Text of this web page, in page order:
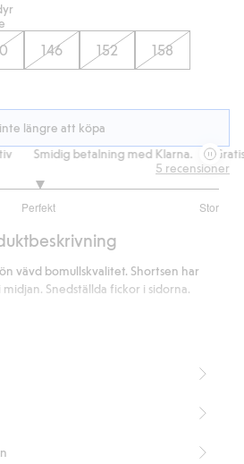
146 152 158
längre att köpa
Smidig betalning med Klarna. Gratis
Perfekt Stor
5 recensioner
vävd bomullskvalitet. Shortsen har
Snedställda fickor i sidorna.